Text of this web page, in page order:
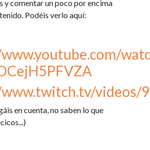
y comentar un poco por encima
Podéis verlo aquí:
videos/
en cuenta, no saben lo que